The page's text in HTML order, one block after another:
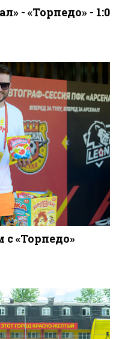
- «Торпедо» - 1:0
«Торпедо»